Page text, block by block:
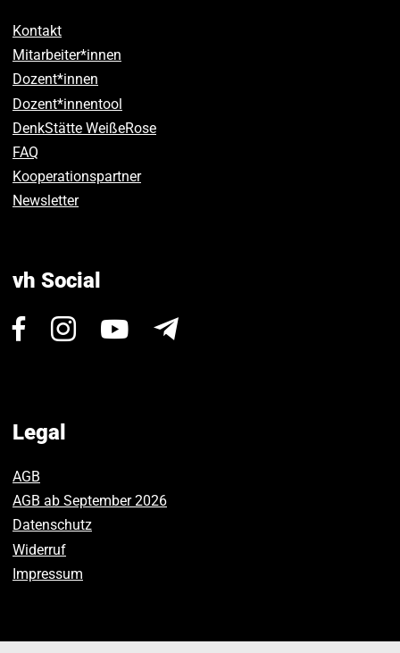
Kontakt
Mitarbeiter*innen
Dozent*innen
Dozent*innentool
DenkStätte WeißeRose
FAQ
Kooperationspartner
Newsletter
vh Social
Visit Visit
Visit
Legal
AGB
AGB ab September 2026
Datenschutz
Widerruf
Impressum